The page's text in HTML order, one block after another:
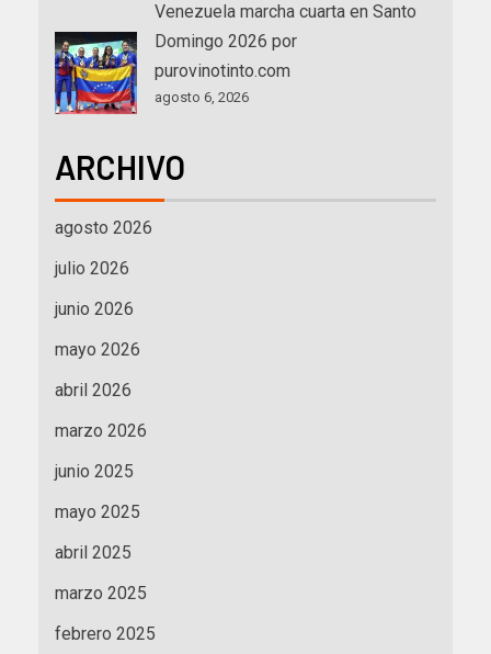
Venezuela marcha cuarta en Santo
Domingo 2026 por
purovinotinto.com
agosto 6, 2026
ARCHIVO
agosto 2026
julio 2026
junio 2026
mayo 2026
abril 2026
marzo 2026
junio 2025
mayo 2025
abril 2025
marzo 2025
febrero 2025